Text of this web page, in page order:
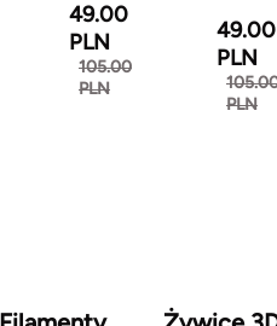
49.00
PLN
105.00
PLN
49.00
PLN
PLN